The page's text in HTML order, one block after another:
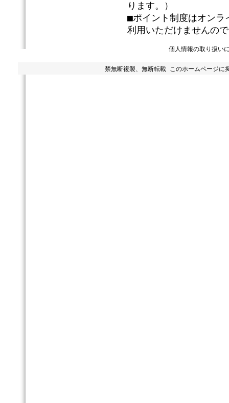
ります。）
■ポイント制度はオン
利用いただけませんの
個人情報の取り扱い
禁無断複製、無断転載 このホームページに